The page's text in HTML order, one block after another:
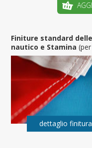
Finiture standard
nautico e Stamina
dettaglio